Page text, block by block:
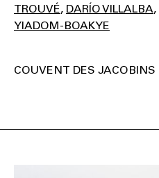
TROUVÉ DARÍO VILLALBA
YIADOM-BOAKYE
COUVENT DES JACOBINS